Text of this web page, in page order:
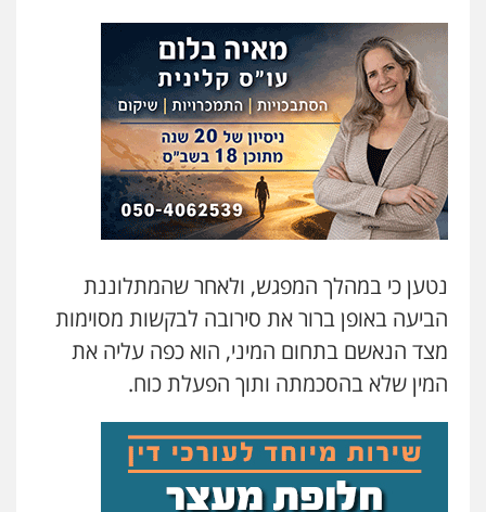
עו"ד דניאל דרוביצקי
פלילי משפחה צבאי
0526409925
עו"ד אלינור מתיתיה
פלילי תעבורה צבאי משפחה
עו"ד עמית רוזנצויג
משפט פלילי דיני תעבורה
0532700200
עו"ד אור בן שאנן
פלילי מעצרים וחקירות
0549199449
נטען כי במהלך המפגש, ולאחר שהמתלוננת
הביעה באופן ברור את סירובה לבקשות מסוימות
מצד הנאשם בתחום המיני, הוא כפה עליה את
המין שלא בהסכמתה ותוך הפעלת כוח.